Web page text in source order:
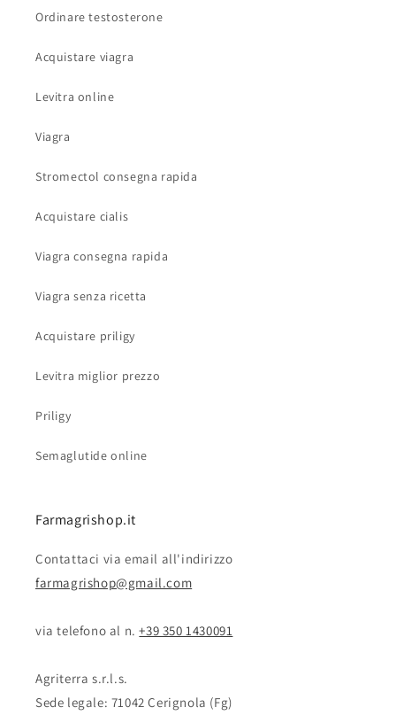
Ordinare testosterone
Acquistare viagra
Levitra online
Viagra
Stromectol consegna rapida
Acquistare cialis
Viagra consegna rapida
Viagra senza ricetta
Acquistare priligy
Levitra miglior prezzo
Priligy
Semaglutide online
Farmagrishop.it
Contattaci via email all'indirizzo
farmagrishop@gmail.com
via telefono al n. ‭‭+39 350 1430091
Agriterra s.r.l.s.
Sede legale: 71042 Cerignola (Fg)